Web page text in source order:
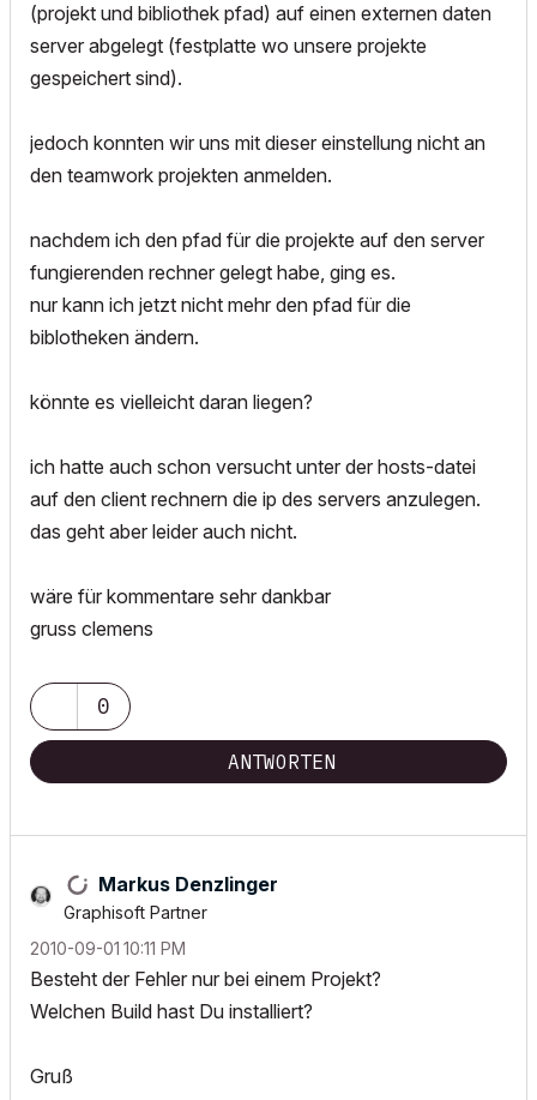
(projekt und bibliothek pfad) auf einen externen daten
server abgelegt (festplatte wo unsere projekte
gespeichert sind).
jedoch konnten wir uns mit dieser einstellung nicht an
den teamwork projekten anmelden.
nachdem ich den pfad für die projekte auf den server
fungierenden rechner gelegt habe, ging es.
nur kann ich jetzt nicht mehr den pfad für die
biblotheken ändern.
könnte es vielleicht daran liegen?
ich hatte auch schon versucht unter der hosts-datei
auf den client rechnern die ip des servers anzulegen.
das geht aber leider auch nicht.
wäre für kommentare sehr dankbar
gruss clemens
0
ANTWORTEN
Markus Denzlinger
Graphisoft Partner
‎2010-09-01 10:11 PM
Besteht der Fehler nur bei einem Projekt?
Welchen Build hast Du installiert?
Gruß